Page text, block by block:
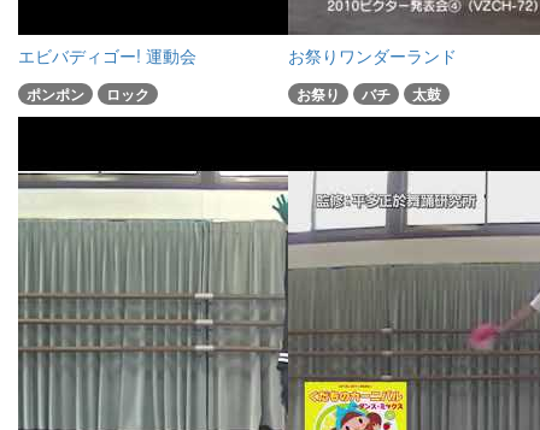
エビバディゴー! 運動会
ポンポン ロック
お祭りワンダーランド
お祭り バチ 太鼓